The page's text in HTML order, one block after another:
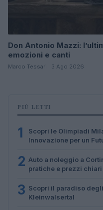
Don Antonio Mazzi:
emozioni e canti
Marco Tessari · 3 Ago 2026
PIÙ LETTI
1
Scopri le Olimpiadi
Innovazione per un
2 Auto a noleggio a
pratiche e prezzi chiari
3 Scopri il paradiso
Kleinwalsertal